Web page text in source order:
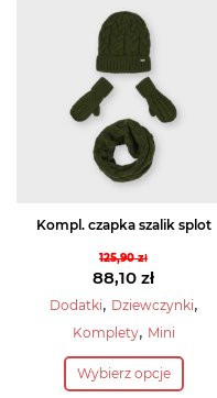
wariantów.
Opcje
można
wybrać
na
stronie
produktu
Kompl. czapka szalik splot
125,90zł
Pierwotna
cena
wynosiła:
88,10 zł
Aktualna
cena
88,10 zł.
Dodatki, Dziewczynki,
Komplety, Mini
Wybierz opcje
Ten
produkt